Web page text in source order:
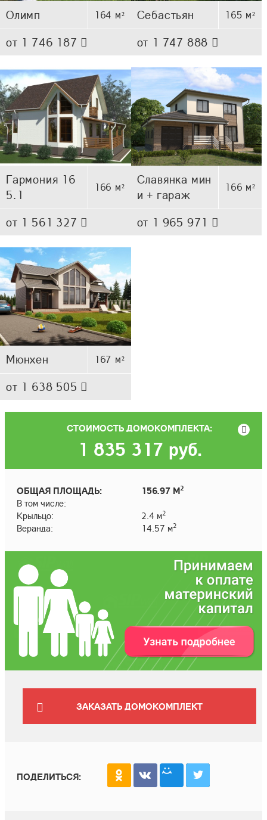
Олимп 164 м²
от 1 746 187
Себастьян 165 м²
от 1 747 888
Гармония 16
5.1
166 м²
от 1 561 327
Славянка мин
и + гараж
166 м²
от 1 965 971
Мюнхен 167 м²
от 1 638 505
СТОИМОСТЬ ДОМОКОМПЛЕКТА:
1 835 317 руб.
ОБЩАЯ ПЛОЩАДЬ: 156.97 М2
В том числе:
Крыльцо:
2.4 м2
Веранда: 14.57 м2
ЗАКАЗАТЬ ДОМОКОМПЛЕКТ
ПОДЕЛИТЬСЯ: